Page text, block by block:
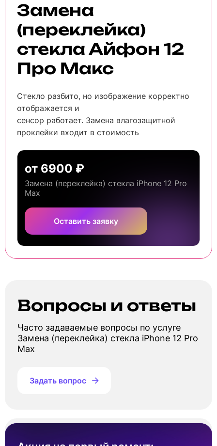
Замена
(переклейка)
стекла Айфон 12
Про Макс
Стекло разбито, но изображение корректно
отображается и
сенсор работает. Замена влагозащитной
проклейки входит в стоимость
от 6900 ₽
Замена (переклейка) стекла iPhone 12 Pro
Max
Оставить заявку
Вопросы и ответы
Часто задаваемые вопросы по услуге
Замена (переклейка) стекла iPhone 12 Pro
Max
Задать вопрос
Айфон 12 Про Макс?